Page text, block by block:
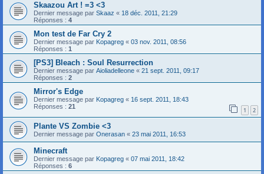
Skaazou Art ! =3 <3
Dernier message par Skaaz « 18 déc. 2011, 21:29
Réponses : 4
Mon test de Far Cry 2
Dernier message par Kopagreg « 03 nov. 2011, 08:56
Réponses : 1
[PS3] Bleach : Soul Resurrection
Dernier message par Aioliadelleone « 21 sept. 2011, 09:17
Réponses : 2
Mirror's Edge
Dernier message par Kopagreg « 16 sept. 2011, 18:43
Réponses : 21 1 2
Plante VS Zombie <3
Dernier message par Onerasan « 23 mai 2011, 16:53
Minecraft
Dernier message par Kopagreg « 07 mai 2011, 18:42
Réponses : 6